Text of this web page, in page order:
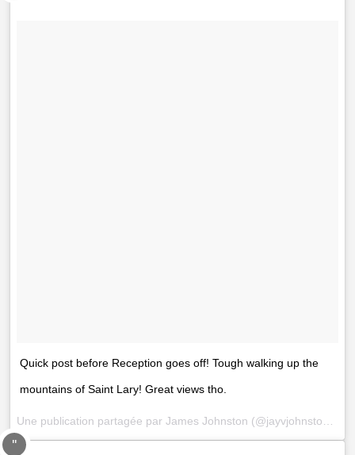
Quick post before Reception goes off! Tough walking up the
mountains of Saint Lary! Great views tho.
Une publication partagée par James Johnston (@jayvjohnston) le